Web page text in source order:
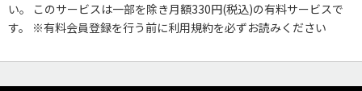
い。 このサービスは一部を除き月額330円(税込)の有料サービスで
す。 ※有料会員登録を行う前に利用規約を必ずお読みください